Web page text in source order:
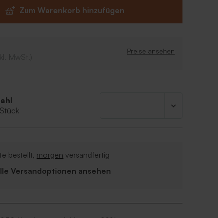
Zum Warenkorb hinzufügen
Preise ansehen
bestellt, morgen versandfertig
Versandoptionen ansehen